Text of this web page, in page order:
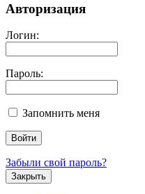
Авторизация
Логин:
Пароль:
Запомнить меня
Забыли свой пароль?
Закрыть